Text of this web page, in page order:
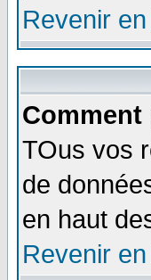
Revenir
TOus vos
de
en haut
Revenir